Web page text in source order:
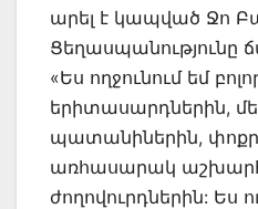
արել է կապված Ջո
Ցեղասպանությունը
«Ես ողջունում եմ
երիտասարդներին,
պատանիներին,
առհասարակ
ժողովուրդներին: Ես